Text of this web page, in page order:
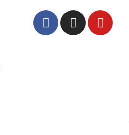
F
a
I
n
Y
o